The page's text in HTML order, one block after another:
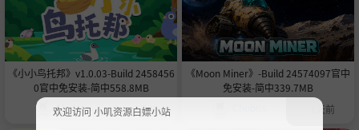
《小小鸟托邦》v1.0.03-Build 2458456
0官中免安装-简中558.8MB
Chobits
1天前
《Moon Miner》-Build 24574097官中
免安装-简中339.7MB
1天前
欢迎访问 小叽资源白嫖小站